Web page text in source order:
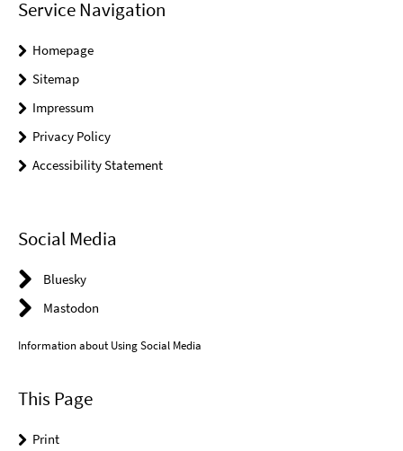
Service Navigation
Homepage
Sitemap
Impressum
Privacy Policy
Accessibility Statement
Social Media
Bluesky
Mastodon
Information about Using Social Media
This Page
Print